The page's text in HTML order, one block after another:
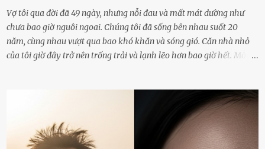
Vợ tôi qua đời đã 49 ngày, nhưng nỗi đau và mất mát dường như
chưa bao giờ nguôi ngoai. Chúng tôi đã sống bên nhau suốt 20
năm, cùng nhau vượt qua bao khó khăn và sóng gió. Căn nhà nhỏ
của tôi giờ đây trở nên trống trải và lạnh lẽo hơn bao giờ hết. Mỗi
rơi vào khoảng trống vô tận, chẳng còn muốn làm gì ngoài việc
ngồi lặng lẽ nhớ về cô ấy. Nhưng cuộc sống không cho phép tôi mãi
chìm đắm trong đau khổ. Họ hàng, bạn bè và những người thân
thiết đã đến bên, giúp tôi tổ chức tang lễ chu toàn. Và hôm nay là